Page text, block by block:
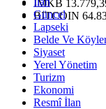
IMKB
BITCOIN
Güncel
Lapseki
Belde Ve
Siyaset
Yerel Yönetim
Turizm
Ekonomi
Resmî İlan